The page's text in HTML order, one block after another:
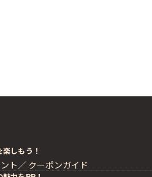
しもう！
ト／ クーポンガイド